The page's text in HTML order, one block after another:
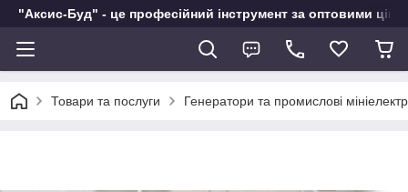
"Аксис-Буд" - це професійний інструмент за оптовими
Товари та послуги Генератори та промислові